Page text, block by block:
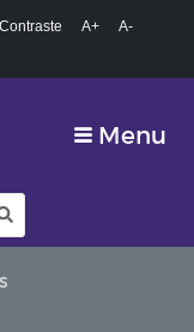
A+
A-
Menu